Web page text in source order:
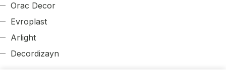
Orac Decor
Evroplast
Arlight
Decordizayn